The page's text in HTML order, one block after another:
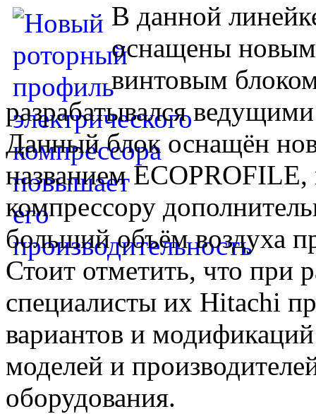
В данной
оснащены
винтовым
разрабатывался
Данный блок оснащён
названием ECOPROFILE,
компрессору
больший объём воздуха
Стоит отметить, что при
специалисты их Hitachi
вариантов и
моделей и
оборудования.